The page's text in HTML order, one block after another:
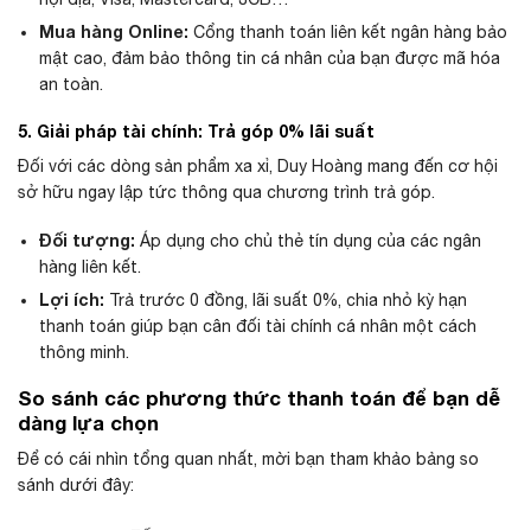
Mua hàng Online: Cổng thanh toán liên kết ngân hàng bảo
mật cao, đảm bảo thông tin cá nhân của bạn được mã hóa
an toàn.
5. Giải pháp tài chính: Trả góp 0% lãi suất
Đối với các dòng sản phẩm xa xỉ, Duy Hoàng mang đến cơ hội
sở hữu ngay lập tức thông qua chương trình trả góp.
Đối tượng: Áp dụng cho chủ thẻ tín dụng của các ngân
hàng liên kết.
Lợi ích: Trả trước 0 đồng, lãi suất 0%, chia nhỏ kỳ hạn
thanh toán giúp bạn cân đối tài chính cá nhân một cách
thông minh.
So sánh các phương thức thanh toán để bạn dễ
dàng lựa chọn
Để có cái nhìn tổng quan nhất, mời bạn tham khảo bảng so
sánh dưới đây: